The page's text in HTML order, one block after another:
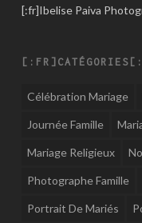
[:fr]Ibelise Paiva
Célébration Mariage
Journée Famille
Mariage Religieux
Photographe Famille
Portrait De Mariés